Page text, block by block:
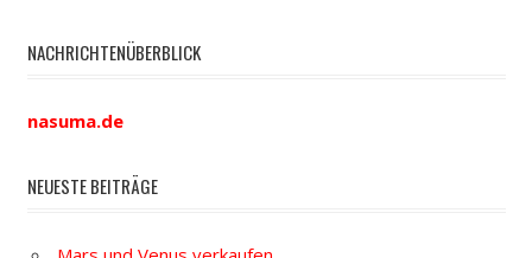
NACHRICHTENÜBERBLICK
nasuma.de
NEUESTE BEITRÄGE